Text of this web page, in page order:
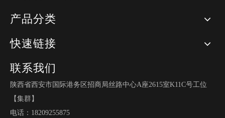
产品分类
快速链接
联系我们
陕西省西安市国际港务区招商局丝路中心A座2615室K11C号工位
【集群】
电话：18209255875